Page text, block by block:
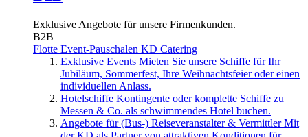
Exklusive Angebote für unsere Firmenkunden.
B2B
Flotte Event-Pauschalen KD Catering
Exklusive Events Mieten Sie unsere Schiffe für Ihr
Jubiläum, Sommerfest, Ihre Weihnachtsfeier oder einen
individuellen Anlass.
Hotelschiffe Kontingente oder komplette Schiffe zu
Messen & Co. als schwimmendes Hotel buchen.
Angebote für (Bus-) Reiseveranstalter & Vermittler Mit